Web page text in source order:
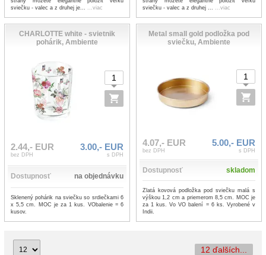
sviečku - valec a z druhej je... ...viac
sviečku - valec a z druhej ... ...viac
CHARLOTTE white - svietnik
pohárik, Ambiente
2.44,- EUR
bez DPH
3.00,- EUR
s DPH
Dostupnosť na objednávku
Sklenený pohárik na sviečku so srdiečkami 6
x 5,5 cm. MOC je za 1 kus. VObalenie = 6
kusov.
Metal small gold podložka pod
sviečku, Ambiente
4.07,- EUR
bez DPH
5.00,- EUR
s DPH
Dostupnosť skladom
Zlatá kovová podložka pod sviečku malá s
výškou 1,2 cm a priemerom 8,5 cm. MOC je
za 1 kus. Vo VO balení = 6 ks. Vyrobené v
Indii.
12 ďalších...